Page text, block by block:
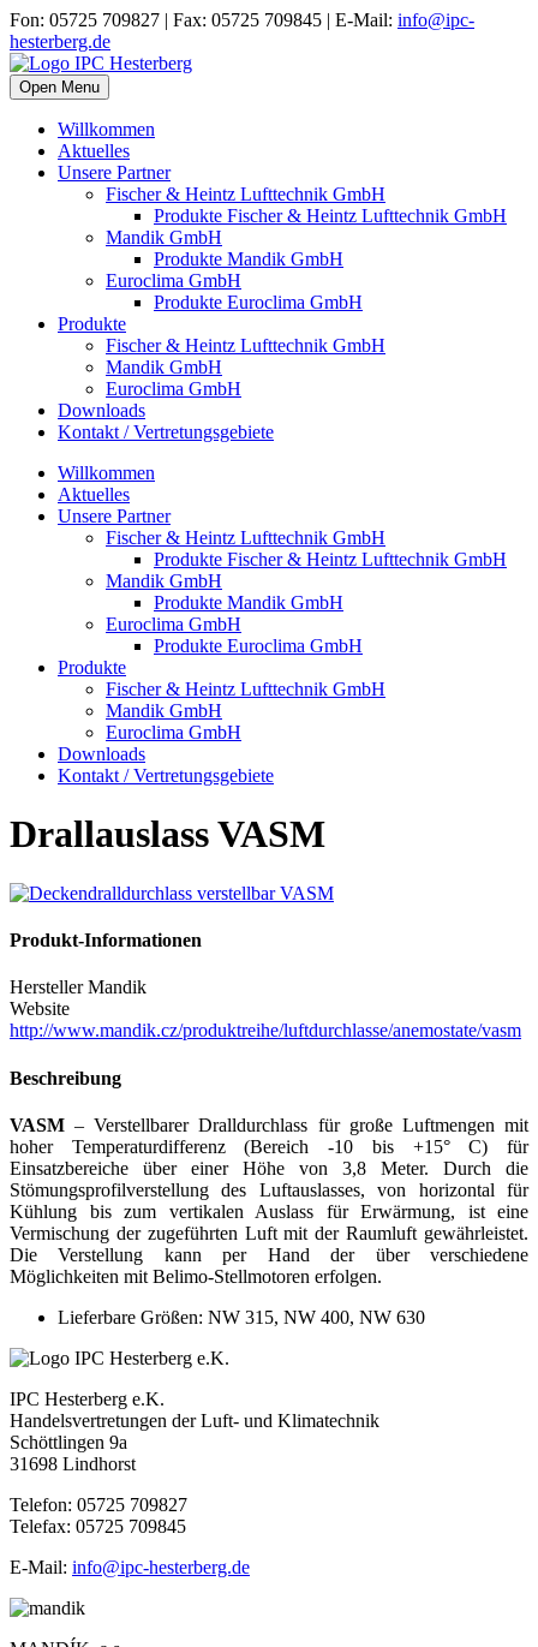
Fon: 05725 709827 | Fax: 05725 709845 | E-Mail: info@ipc-
hesterberg.de
Open Menu
Willkommen
Aktuelles
Unsere Partner
Fischer & Heintz Lufttechnik GmbH
Produkte Fischer & Heintz Lufttechnik GmbH
Mandik GmbH
Produkte Mandik GmbH
Euroclima GmbH
Produkte Euroclima GmbH
Produkte
Fischer & Heintz Lufttechnik GmbH
Mandik GmbH
Euroclima GmbH
Downloads
Kontakt / Vertretungsgebiete
Willkommen
Aktuelles
Unsere Partner
Fischer & Heintz Lufttechnik GmbH
Produkte Fischer & Heintz Lufttechnik GmbH
Mandik GmbH
Produkte Mandik GmbH
Euroclima GmbH
Produkte Euroclima GmbH
Produkte
Fischer & Heintz Lufttechnik GmbH
Mandik GmbH
Euroclima GmbH
Downloads
Kontakt / Vertretungsgebiete
Drallauslass VASM
Produkt-Informationen
HerstellerMandik
Website
http://www.mandik.cz/produktreihe/luftdurchlasse/anemostate/vasm
Beschreibung
VASM – Verstellbarer Dralldurchlass für große Luftmengen mit
hoher Temperaturdifferenz (Bereich -10 bis +15° C) für
Einsatzbereiche über einer Höhe von 3,8 Meter. Durch die
Stömungsprofilverstellung des Luftauslasses, von horizontal für
Kühlung bis zum vertikalen Auslass für Erwärmung, ist eine
Vermischung der zugeführten Luft mit der Raumluft gewährleistet.
Die Verstellung kann per Hand der über verschiedene
Möglichkeiten mit Belimo-Stellmotoren erfolgen.
Lieferbare Größen: NW 315, NW 400, NW 630
IPC Hesterberg e.K.
Handelsvertretungen der Luft- und Klimatechnik
Schöttlingen 9a
31698 Lindhorst
Telefon: 05725 709827
Telefax: 05725 709845
E-Mail: info@ipc-hesterberg.de